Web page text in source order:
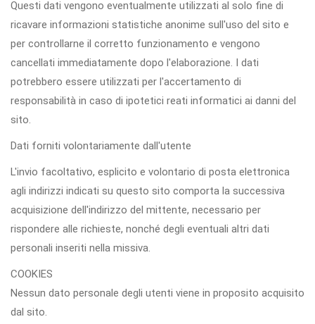
Questi dati vengono eventualmente utilizzati al solo fine di
ricavare informazioni statistiche anonime sull'uso del sito e
per controllarne il corretto funzionamento e vengono
cancellati immediatamente dopo l'elaborazione. I dati
potrebbero essere utilizzati per l'accertamento di
responsabilità in caso di ipotetici reati informatici ai danni del
sito.
Dati forniti volontariamente dall'utente
L'invio facoltativo, esplicito e volontario di posta elettronica
agli indirizzi indicati su questo sito comporta la successiva
acquisizione dell'indirizzo del mittente, necessario per
rispondere alle richieste, nonché degli eventuali altri dati
personali inseriti nella missiva.
COOKIES
Nessun dato personale degli utenti viene in proposito acquisito
dal sito.